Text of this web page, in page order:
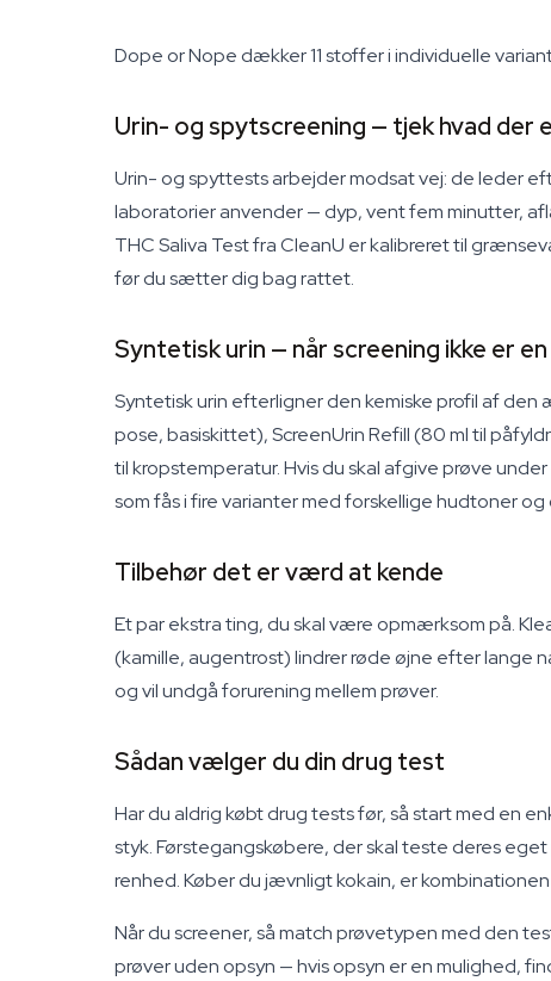
Dope or Nope dækker 11 stoffer i individuelle
Urin- og spytscreening — tjek hvad der
Urin- og spyttests arbejder modsat vej: de leder
laboratorier anvender — dyp, vent fem minutter,
THC Saliva Test fra CleanU er kalibreret til
før du sætter dig bag rattet.
Syntetisk urin — når screening ikke er
Syntetisk urin efterligner den kemiske profil af
pose, basiskittet), ScreenUrin Refill (80 ml til
til kropstemperatur. Hvis du skal afgive prøve
som fås i fire varianter med forskellige hudtoner
Tilbehør det er værd at kende
Et par ekstra ting, du skal være opmærksom på.
(kamille, augentrost) lindrer røde øjne efter lange
og vil undgå forurening mellem prøver.
Sådan vælger du din drug test
Har du aldrig købt drug tests før, så start med en
styk. Førstegangskøbere, der skal teste deres
renhed. Køber du jævnligt kokain, er
Når du screener, så match prøvetypen med den
prøver uden opsyn — hvis opsyn er en mulighed,